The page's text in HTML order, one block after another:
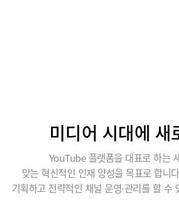
미디어 시대에
YouTube 플랫폼을 대표로 하는
맞는 혁신적인 인재 양성을 목표로 합니
기획하고 전략적인 채널 운영·관리를 할